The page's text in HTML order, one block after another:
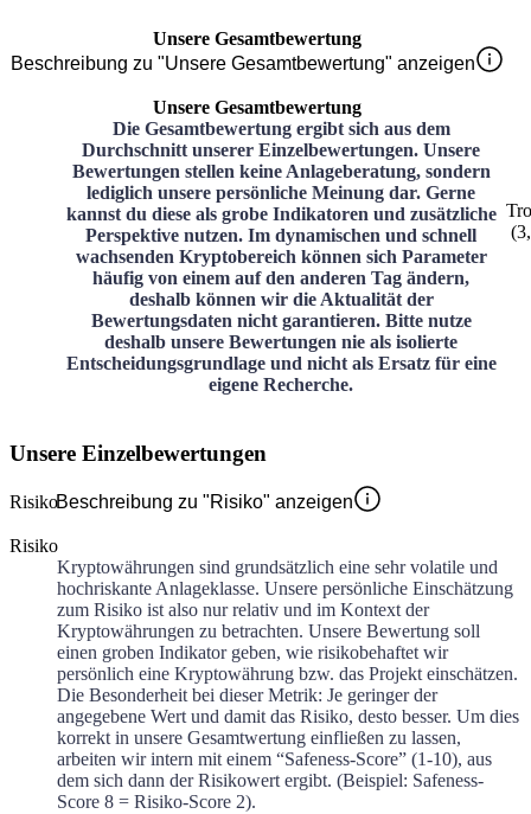
Unsere Gesamtbewertung
Beschreibung zu "Unsere Gesamtbewertung" anzeigen
Unsere Gesamtbewertung
Die Gesamtbewertung ergibt sich aus dem
Durchschnitt unserer Einzelbewertungen. Unsere
Bewertungen stellen keine Anlageberatung, sondern
lediglich unsere persönliche Meinung dar. Gerne
kannst du diese als grobe Indikatoren und zusätzliche
Perspektive nutzen. Im dynamischen und schnell
wachsenden Kryptobereich können sich Parameter
häufig von einem auf den anderen Tag ändern,
deshalb können wir die Aktualität der
Bewertungsdaten nicht garantieren. Bitte nutze
deshalb unsere Bewertungen nie als isolierte
Entscheidungsgrundlage und nicht als Ersatz für eine
eigene Recherche.
(
Unsere Einzelbewertungen
RisikoBeschreibung zu "Risiko" anzeigen
Risiko
Kryptowährungen sind grundsätzlich eine sehr volatile und
hochriskante Anlageklasse. Unsere persönliche Einschätzung
zum Risiko ist also nur relativ und im Kontext der
Kryptowährungen zu betrachten. Unsere Bewertung soll
einen groben Indikator geben, wie risikobehaftet wir
persönlich eine Kryptowährung bzw. das Projekt einschätzen.
Die Besonderheit bei dieser Metrik: Je geringer der
angegebene Wert und damit das Risiko, desto besser. Um dies
korrekt in unsere Gesamtwertung einfließen zu lassen,
arbeiten wir intern mit einem “Safeness-Score” (1-10), aus
dem sich dann der Risikowert ergibt. (Beispiel: Safeness-
Score 8 = Risiko-Score 2).